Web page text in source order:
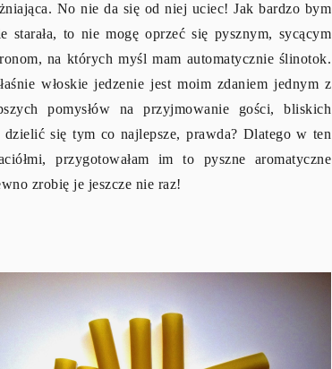
No nie da się od niej uciec! Jak bardzo bym
starała, to nie mogę oprzeć się pysznym, sycącym
na których myśl mam automatycznie ślinotok.
włoskie jedzenie jest moim zdaniem jednym z
pomysłów na przyjmowanie gości, bliskich
się tym co najlepsze, prawda? Dlatego w ten
przygotowałam im to pyszne aromatyczne
zrobię je jeszcze nie raz!